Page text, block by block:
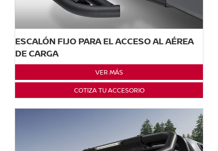
ESCALÓN FIJO PARA EL ACCESO AL AÉREA
DE CARGA
VER MÁS
COTIZA TU ACCESORIO